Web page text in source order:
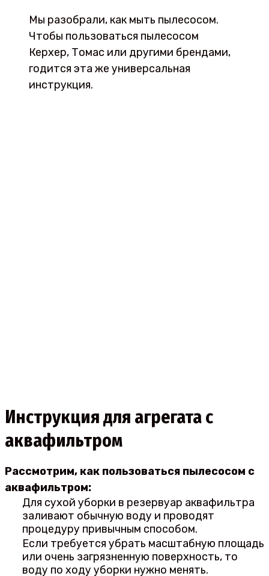
Мы разобрали, как мыть пылесосом.
Чтобы пользоваться пылесосом
Керхер, Томас или другими брендами,
годится эта же универсальная
инструкция.
Инструкция для агрегата с
аквафильтром
Рассмотрим, как пользоваться пылесосом с
аквафильтром:
Для сухой уборки в резервуар аквафильтра
заливают обычную воду и проводят
процедуру привычным способом.
Если требуется убрать масштабную площадь
или очень загрязненную поверхность, то
воду по ходу уборки нужно менять.